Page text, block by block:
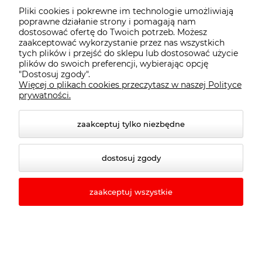
Ocena: 91 ocen
Dostępność:
na wyczerpaniu
Wysyłka w:
24 godziny
63,00 zł
zawiera 23% VAT, bez kosztów dostawy
Pliki cookies i pokrewne im technologie umożliwiają
poprawne działanie strony i pomagają nam
dostosować ofertę do Twoich potrzeb. Możesz
zaakceptować wykorzystanie przez nas wszystkich
tych plików i przejść do sklepu lub dostosować użycie
plików do swoich preferencji, wybierając opcję
"Dostosuj zgody".
Więcej o plikach cookies przeczytasz w naszej Polityce
prywatności.
zaakceptuj tylko niezbędne
dostosuj zgody
zaakceptuj wszystkie